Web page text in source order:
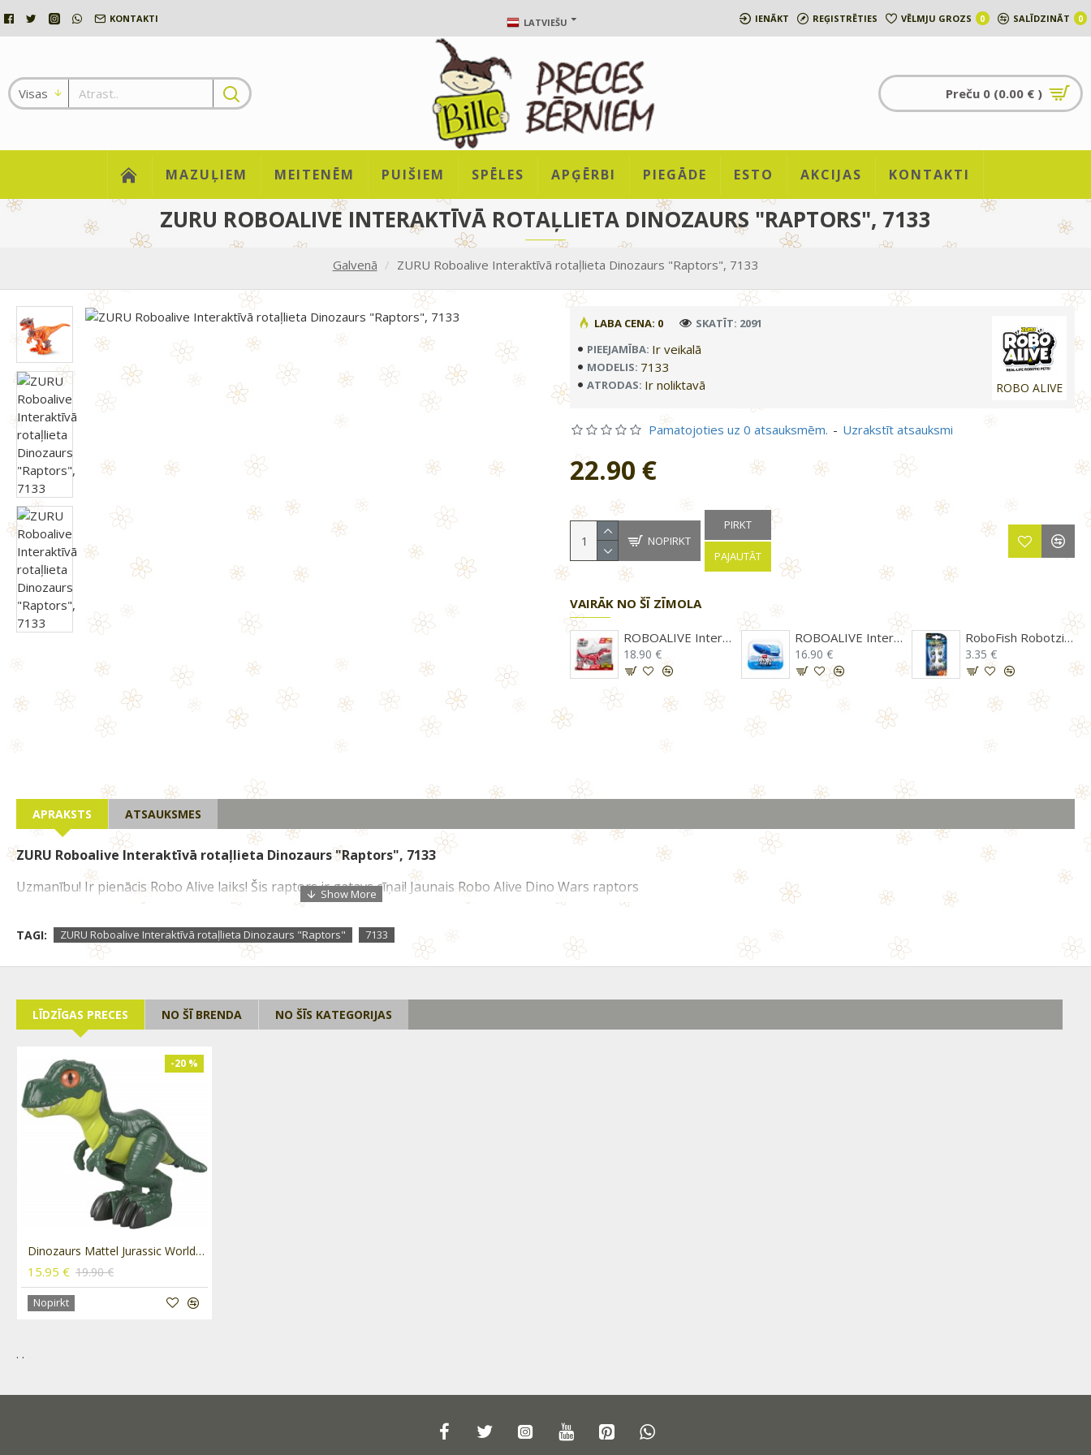
KONTAKTI LATVIEŠU IENĀKT REĢISTRĒTIES VĒLMJU GROZS 0 SALĪDZINĀT 0
Visas Preču 0 (0.00 € )
MAZUĻIEM MEITENĒM PUIŠIEM SPĒLES APĢĒRBI PIEGĀDE ESTO AKCIJAS KONTAKTI
Galvenā ZURU Roboalive Interaktīvā rotaļlieta Dinozaurs "Raptors", 7133
ZURU ROBOALIVE INTERAKTĪVĀ ROTAĻLIETA DINOZAURS "RAPTORS", 7133
PIEEJAMĪBA: Ir veikalā
MODELIS: 7133
ATRODAS: Ir noliktavā ROBO ALIVE
LABA CENA: 0 SKATĪT: 2091
Pamatojoties uz 0 atsauksmēm. - Uzrakstīt atsauksmi
22.90 €
NOPIRKT
PIRKT
PAJAUTĀT
VAIRĀK NO ŠĪ ZĪMOLA
RoboFish Robotzivs ēdiens (baterijas), 6 gb. ROBOALIVE Interaktīvā rotaļlieta Dino Action, T-Rex, 7171
18.90 €
ROBOALIVE Interaktīvā rotaļlieta Robo laiva, 71117Z
16.90 €
RoboFish Robotzivs ēdiens (baterijas), 6 gb.
3.35 €
APRAKSTS ATSAUKSMES
ZURU Roboalive Interaktīvā rotaļlieta Dinozaurs "Raptors", 7133
Uzmanību! Ir pienācis Robo Alive laiks! Šis raptors ir gatavs cīņai! Jaunais Robo Alive Dino Wars raptors
skrien un kož kā īsts dinozaurs, un tam ir aizsargbruņas! Turklāt tas ir aprīkots ar īstu šaujamieroci visām
cīņām! Ar izcili reālistisko dizainu un inovatīvu robotu tehnoloģiju šis raptors pārspēj visus citus plēsējus.
Apbruņojieties un sagatavojieties dinozauru kariem! Alive piedāvā funkcionējošus robotizētus dzīvniekus,
kas pārvietojas un darbojas gluži kā īsti! Tie nav vienkārši dzīvi, tie ir Robo Alive!
Baterijas tips AAA/LR3 (nav iekļautas)
TAGI: ZURU Roboalive Interaktīvā rotaļlieta Dinozaurs "Raptors" 7133
LĪDZĪGAS PRECES NO ŠĪ BRENDA NO ŠĪS KATEGORIJAS
-20 %
Dinozaurs Mattel Jurassic World Camp Cretaceous XL Dino T-Rex GWP06
15.95 € 19.90 €
Nopirkt
. .